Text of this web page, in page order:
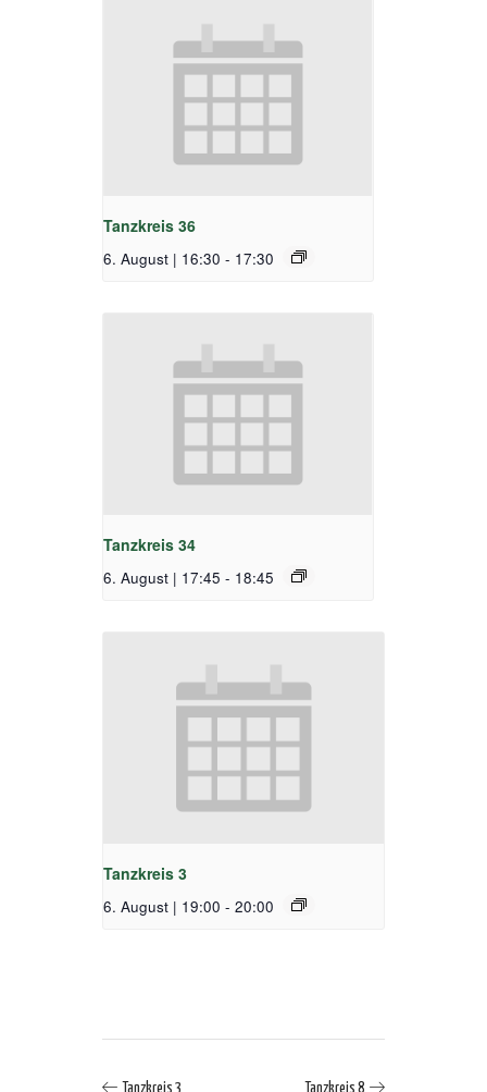
Tanzkreis 36
6. August | 16:30 - 17:30
Tanzkreis 34
6. August | 17:45 - 18:45
Tanzkreis 3
6. August | 19:00 - 20:00
Tanzkreis 3 Tanzkreis 8